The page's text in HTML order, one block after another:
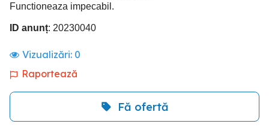
Functioneaza impecabil.
ID anunț: 20230040
Vizualizări: 0
Raportează
Fă ofertă